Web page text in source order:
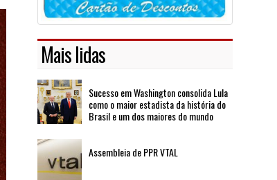
Mais lidas
Sucesso em Washington consolida Lula
como o maior estadista da história do
Brasil e um dos maiores do mundo
Assembleia de PPR VTAL